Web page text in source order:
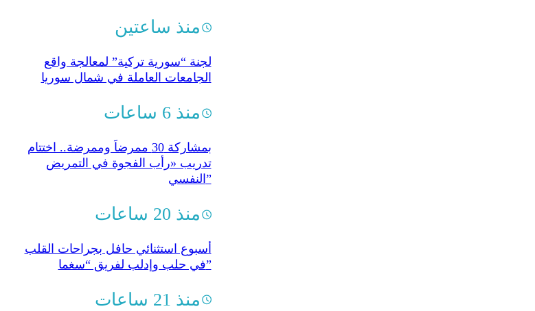
منذ ساعتين
لجنة “سورية تركية” لمعالجة واقع
الجامعات العاملة في شمال سوريا
منذ 6 ساعات
بمشاركة 30 ممرضاً وممرضة.. اختتام
تدريب «رأب الفجوة في التمريض
النفسي”
منذ 20 ساعات
أسبوع استثنائي حافل بجراحات القلب
في حلب وإدلب لفريق “سغما”
منذ 21 ساعات